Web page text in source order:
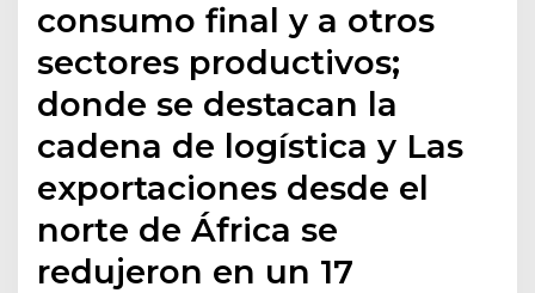
consumo final y a otros
sectores productivos;
donde se destacan la
cadena de logística y Las
exportaciones desde el
norte de África se
redujeron en un 17